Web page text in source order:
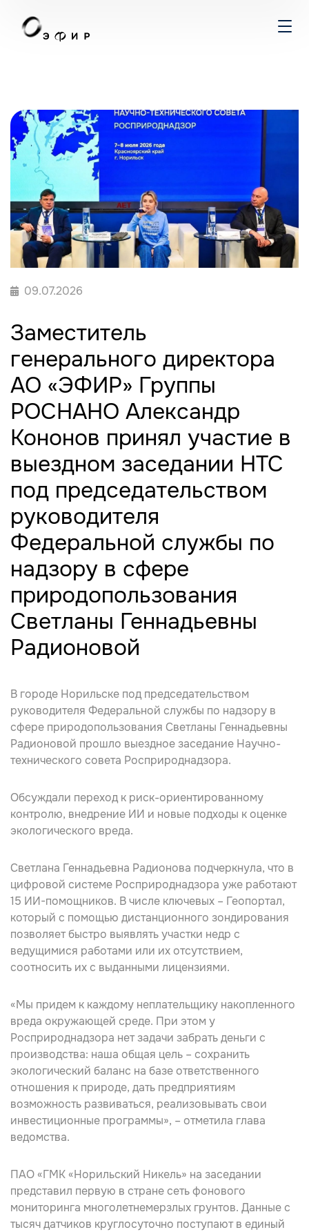
09.07.2026
Заместитель
генерального директора
АО «ЭФИР» Группы
РОСНАНО Александр
Кононов принял участие в
выездном заседании НТС
под председательством
руководителя
Федеральной службы по
надзору в сфере
природопользования
Светланы Геннадьевны
Радионовой
В городе Норильске под председательством
руководителя Федеральной службы по надзору в
сфере природопользования Светланы Геннадьевны
Радионовой прошло выездное заседание Научно-
технического совета Росприроднадзора.
Обсуждали переход к риск-ориентированному
контролю, внедрение ИИ и новые подходы к оценке
экологического вреда.
Светлана Геннадьевна Радионова подчеркнула, что в
цифровой системе Росприроднадзора уже работают
15 ИИ-помощников. В числе ключевых – Геопортал,
который с помощью дистанционного зондирования
позволяет быстро выявлять участки недр с
ведущимися работами или их отсутствием,
соотносить их с выданными лицензиями.
«Мы придем к каждому неплательщику накопленного
вреда окружающей среде. При этом у
Росприроднадзора нет задачи забрать деньги с
производства: наша общая цель – сохранить
экологический баланс на базе ответственного
отношения к природе, дать предприятиям
возможность развиваться, реализовывать свои
инвестиционные программы», – отметила глава
ведомства.
ПАО «ГМК «Норильский Никель» на заседании
представил первую в стране сеть фонового
мониторинга многолетнемерзлых грунтов. Данные с
тысяч датчиков круглосуточно поступают в единый